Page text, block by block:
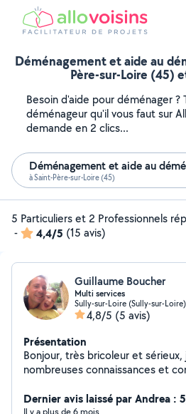
Déménagement et aide au
Père-sur-Loire (45)
Besoin d'aide pour déménager ?
déménageur qu'il vous faut sur
demande en 2 clics...
Déménagement et aide au
à Saint-Père-sur-Loire (45)
5 Particuliers et 2 Professionnels
-
4,4/5 (15 avis)
Guillaume Boucher
Multi services
Sully-sur-Loire (Sully-sur-Loire)
4,8/5 (5 avis)
Présentation
Bonjour, très bricoleur et sérieux,
nombreuses connaissances et
électricité, plomberie, déco,
Dernier avis laissé par Andrea :
Il y a plus de 6 mois